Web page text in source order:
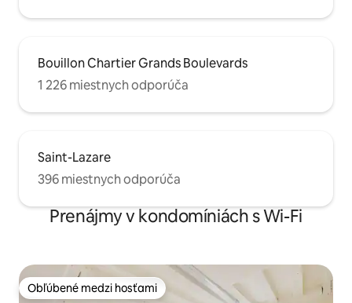
Bouillon Chartier Grands Boulevards
1 226 miestnych odporúča
Saint-Lazare
396 miestnych odporúča
Prenájmy v kondomíniách s Wi-Fi
Obľúbené medzi hosťami
Obľúbené medzi hosťami